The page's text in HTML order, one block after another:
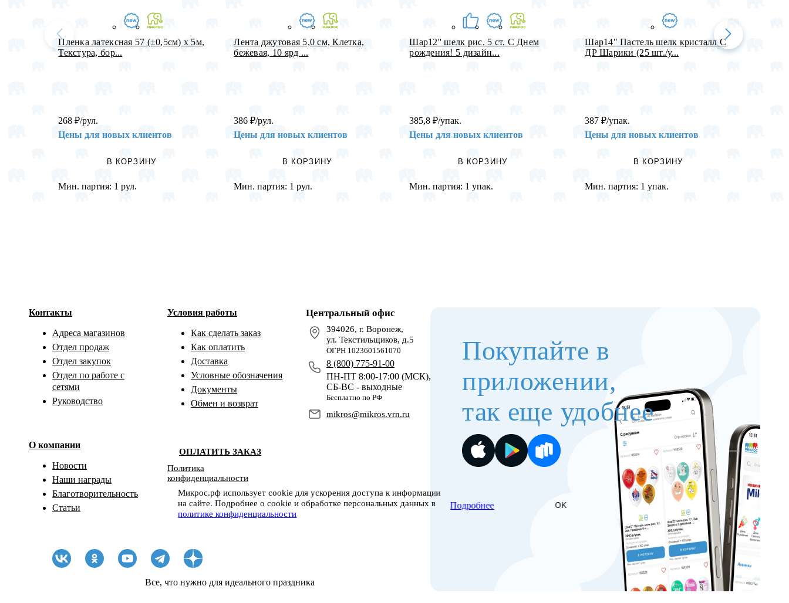
Пленка латексная 57 (±0,5см) х 5м,
Текстура, бор...
268₽/рул.
Цены для новых клиентов
В КОРЗИНУ
Мин. партия: 1 рул.
Лента джутовая 5,0 см, Клетка,
бежевая, 10 ярд ...
386₽/рул.
Цены для новых клиентов
В КОРЗИНУ
Мин. партия: 1 рул.
Шар12'' шелк рис. 5 ст. С Днем
рождения! 5 дизайн...
385,8₽/упак.
Цены для новых клиентов
В КОРЗИНУ
Мин. партия: 1 упак.
Шар14" Пастель шелк кристалл С
ДР Шарики (25 шт./у...
387₽/упак.
Цены для новых клиентов
В КОРЗИНУ
Мин. партия: 1 упак.
Микрос.рф использует cookie для ускорения доступа к информации
на сайте. Подробнее о cookie и обработке персональных данных в
политике конфиденциальности
Подробнее OK
Центральный офис
394026, г. Воронеж,
ул. Текстильщиков, д.5
ОГРН 1023601561070
8 (800) 775-91-00
ПН-ПТ 8:00-17:00 (МСК),
СБ-ВС - выходные
Бесплатно по РФ
mikros@mikros.vrn.ru
Контакты
Адреса магазинов
Отдел продаж
Отдел закупок
Отдел по работе с
сетями
Руководство
О компании
Новости
Наши награды
Благотворительность
Статьи
Условия работы
Как сделать заказ
Как оплатить
Доставка
Условные обозначения
Документы
Обмен и возврат
ОПЛАТИТЬ ЗАКАЗ
Политика
конфиденциальности
Все, что нужно для идеального праздника
Покупайте в
приложении,
так еще удобнее